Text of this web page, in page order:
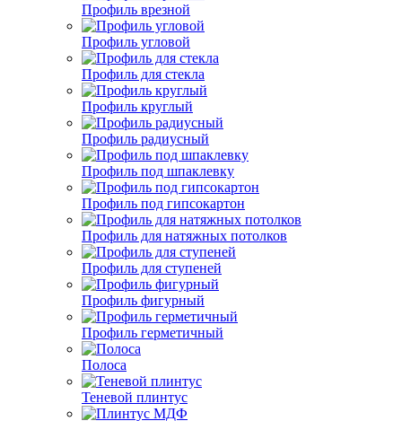
Профиль врезной
Профиль угловой
Профиль для стекла
Профиль круглый
Профиль радиусный
Профиль под шпаклевку
Профиль под гипсокартон
Профиль для натяжных потолков
Профиль для ступеней
Профиль фигурный
Профиль герметичный
Полоса
Теневой плинтус